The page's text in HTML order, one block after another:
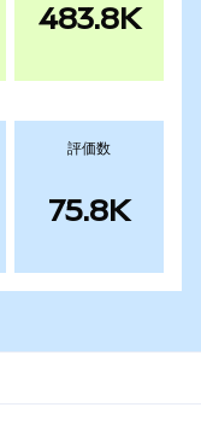
483.8K
評価数
75.8K